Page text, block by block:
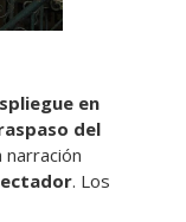
en
del
narración
. Los